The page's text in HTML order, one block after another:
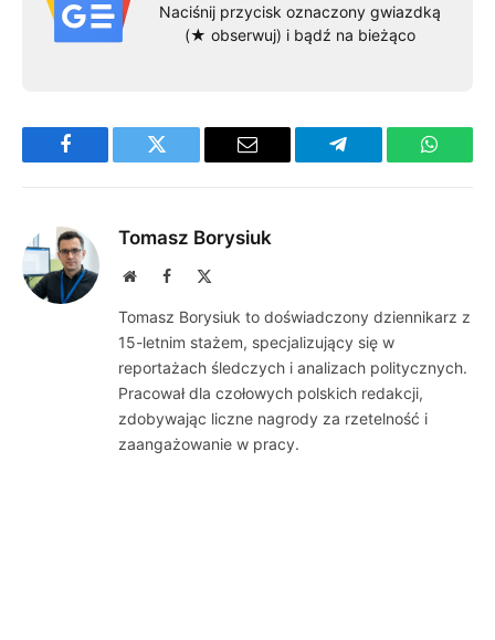
Naciśnij przycisk oznaczony gwiazdką
(★ obserwuj) i bądź na bieżąco
Facebook Twitter Email Telegram
Tomasz Borysiuk
WebsiteFacebook
Tomasz Borysiuk to doświadczony dziennikarz z
15-letnim stażem, specjalizujący się w
reportażach śledczych i analizach politycznych.
Pracował dla czołowych polskich redakcji,
zdobywając liczne nagrody za rzetelność i
zaangażowanie w pracy.